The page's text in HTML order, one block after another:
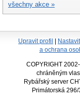
všechny akce »
Upravit profil
a ochrana
COPYRIGHT
chráněným
Rybářský server
Primátorská